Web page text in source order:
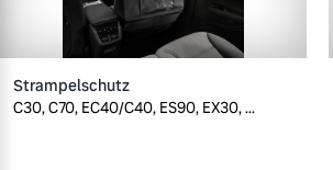
Strampelschutz
C30, C70, EC40/C40, ES90, EX30, ...